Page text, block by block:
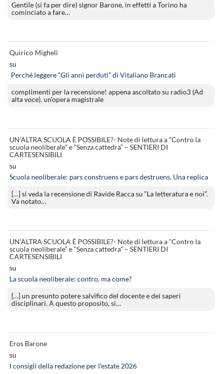
Gentile (si fa per dire) signor Barone, in effetti a Torino ha
cominciato a fare…
Quirico Migheli
su
Perché leggere “Gli anni perduti” di Vitaliano Brancati
complimenti per la recensione! appena ascoltato su radio3 (Ad
alta voce). un’opera magistrale
UN’ALTRA SCUOLA È POSSIBILE?- Note di lettura a “Contro la
scuola neoliberale” e “Senza cattedra” – SENTIERI DI
CARTESENSIBILI
su
Scuola neoliberale: pars construens e pars destruens. Una replica
[…] si veda la recensione di Ravide Racca su “La letteratura e noi”.
Va notato…
UN’ALTRA SCUOLA È POSSIBILE?- Note di lettura a “Contro la
scuola neoliberale” e “Senza cattedra” – SENTIERI DI
CARTESENSIBILI
su
La scuola neoliberale: contro, ma come?
[…] un presunto potere salvifico del docente e dei saperi
disciplinari. A questo proposito, si…
Eros Barone
su
I consigli della redazione per l’estate 2026